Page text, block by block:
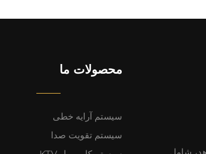
محصولات ما
سیستم آرایه خطی
سیستم تقویت صدا